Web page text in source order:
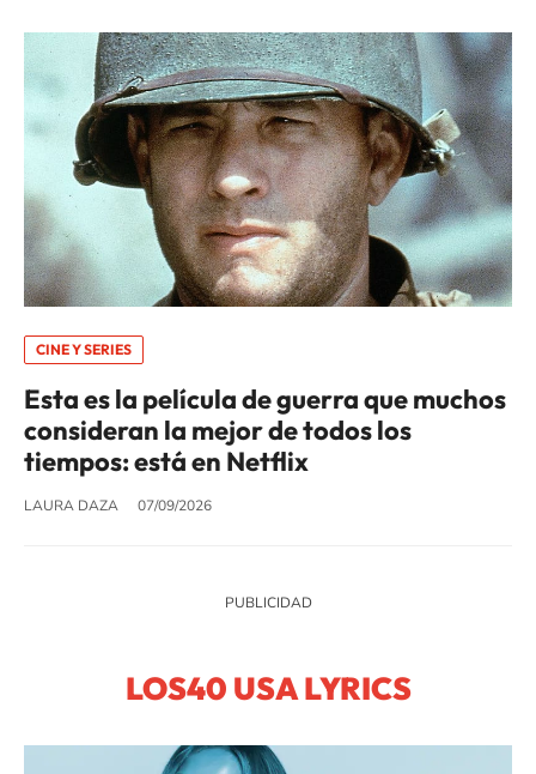
CINE Y SERIES
Esta es la película de guerra que muchos
consideran la mejor de todos los
tiempos: está en Netflix
LAURA DAZA 07/09/2026
LOS40 USA LYRICS